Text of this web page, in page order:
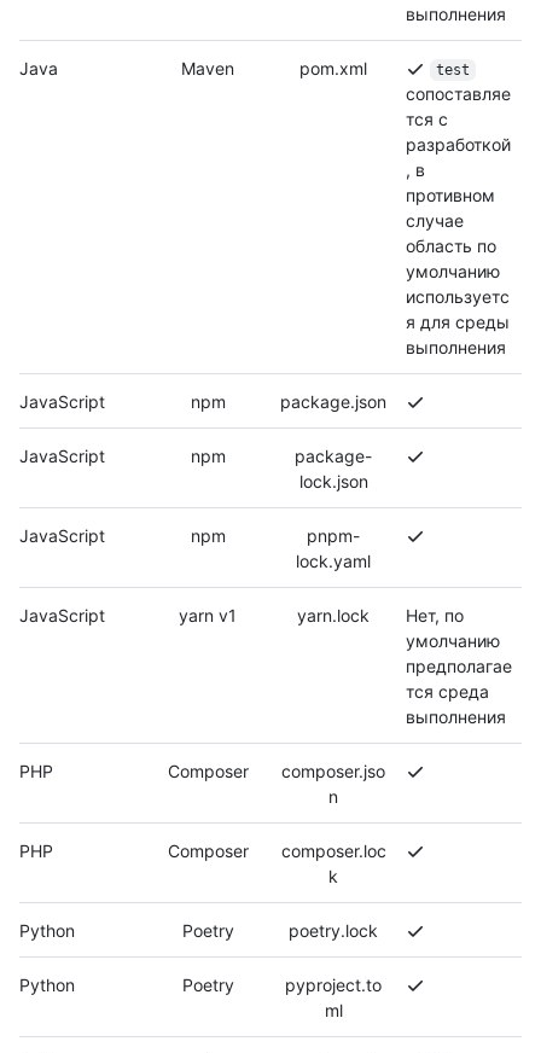
выполнения
Java Maven pom.xml test
сопоставляе
тся с
разработкой
, в
противном
случае
область по
умолчанию
используетс
я для среды
выполнения
JavaScript npm package.json
JavaScript npm
package-
lock.json
JavaScript npm
pnpm-
lock.yaml
JavaScript yarn v1 yarn.lock
Нет, по
умолчанию
предполагае
тся среда
выполнения
PHP Composer
composer.jso
n
PHP Composer
composer.loc
k
Python Poetry poetry.lock
Python Poetry
pyproject.to
ml